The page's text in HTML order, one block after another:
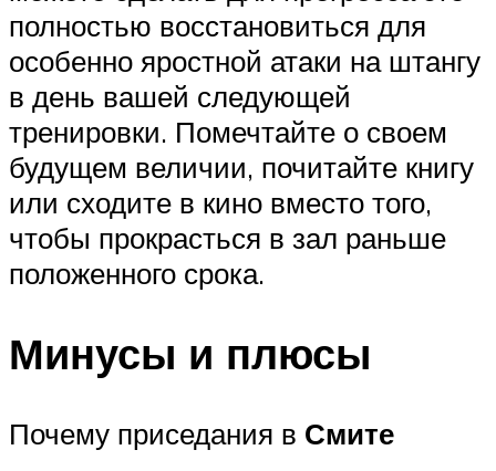
полностью восстановиться для
особенно яростной атаки на штангу
в день вашей следующей
тренировки. Помечтайте о своем
будущем величии, почитайте книгу
или сходите в кино вместо того,
чтобы прокрасться в зал раньше
положенного срока.
Минусы и плюсы
Почему приседания в Смите